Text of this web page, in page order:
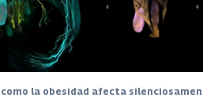
como la obesidad afecta